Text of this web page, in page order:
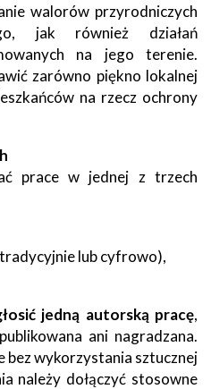
walorów przyrodniczych
jak również działań
na jego terenie.
zarówno piękno lokalnej
na rzecz ochrony
prace w jednej z trzech
lub cyfrowo),
jedną autorską pracę,
ani nagradzana.
bez wykorzystania sztucznej
należy dołączyć stosowne